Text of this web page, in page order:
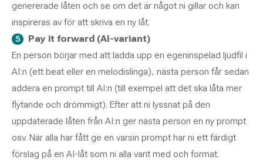
genererade låten och se om det är något ni gillar och kan
inspireras av för att skriva en ny låt.
Pay it forward (AI-variant)
En person börjar med att ladda upp en egeninspelad ljudfil i
AI:n (ett beat eller en melodislinga), nästa person får sedan
addera en prompt till AI:n (till exempel att det ska låta mer
flytande och drömmigt). Efter att ni lyssnat på den
uppdaterade låten från AI:n ger nästa person en ny prompt
osv. När alla har fått ge en varsin prompt har ni ett färdigt
förslag på en AI-låt som ni alla varit med och format.